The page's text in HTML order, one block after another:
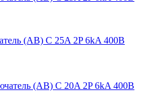
(АВ) C 25A 2P 6kA 400В